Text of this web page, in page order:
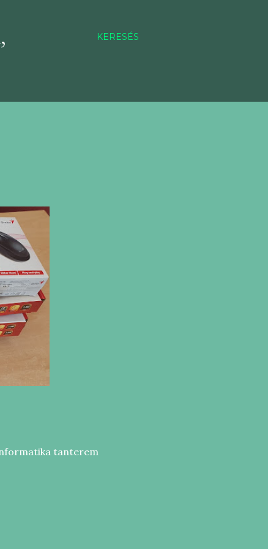
KERESÉS
tanterem